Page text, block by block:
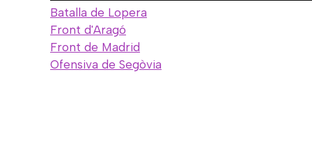
Batalla de Lopera
Front d'Aragó
Front de Madrid
Ofensiva de Segòvia